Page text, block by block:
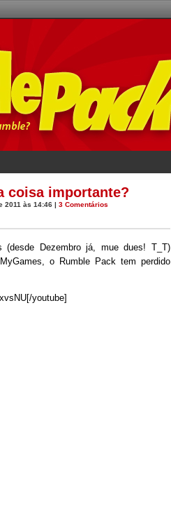
coisa importante?
2011 às 14:46 | 3 Comentários
Dezembro já, mue dues! T_T)
o Rumble Pack tem perdido
youtube]